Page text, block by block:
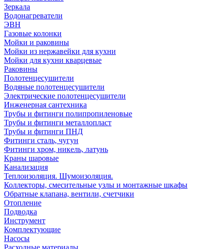
Зеркала
Водонагреватели
ЭВН
Газовые колонки
Мойки и раковины
Мойки из нержавейки для кухни
Мойки для кухни кварцевые
Раковины
Полотенцесушители
Водяные полотенцесушители
Электрические полотенцесушители
Инженерная сантехника
Трубы и фитинги полипропиленовые
Трубы и фитинги металлопласт
Трубы и фитинги ПНД
Фитинги сталь, чугун
Фитинги хром, никель, латунь
Краны шаровые
Канализация
Теплоизоляция. Шумоизоляция.
Коллекторы, смесительные узлы и монтажные шкафы
Обратные клапана, вентили, счетчики
Отопление
Подводка
Инструмент
Комплектующие
Насосы
Расходные материалы